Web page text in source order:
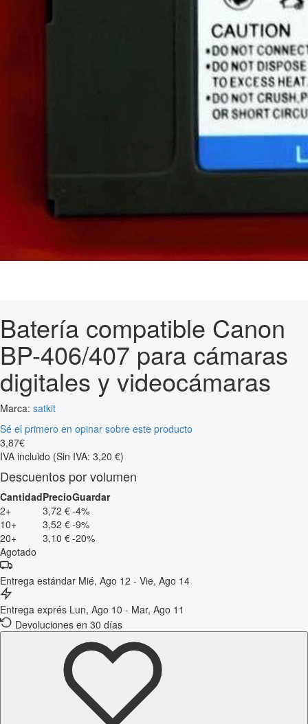
Batería compatible Canon
BP-406/407 para cámaras
digitales y videocámaras
Marca: satkit
Sé el primero en opinar sobre este producto
3,87€
IVA incluido (Sin IVA: 3,20 €)
Descuentos por volumen
CantidadPrecioGuardar
2+
3,72 €-4%
10+
3,52 €-9%
20+
3,10 €-20%
Agotado
Entrega estándar Mié, Ago 12 - Vie, Ago 14
Entrega exprés Lun, Ago 10 - Mar, Ago 11
Devoluciones en 30 días